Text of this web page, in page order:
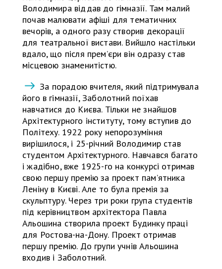
Володимира віддав до гімназії. Там малий
почав малювати афіші для тематичних
вечорів, а одного разу створив декорації
для театральної вистави. Вийшло настільки
вдало, що після прем’єри він одразу став
місцевою знаменитістю.
За порадою вчителя, який підтримувала
його в гімназії, Заболотний поїхав
навчатися до Києва. Тільки не знайшов
Архітектурного інституту, тому вступив до
Політеху. 1922 року непорозуміння
вирішилося, і 25-річний Володимир став
студентом Архітектурного. Навчався багато
і жадібно, вже 1925-го на конкурсі отримав
свою першу премію за проект пам’ятника
Леніну в Києві. Але то була премія за
скульптуру. Через три роки група студентів
під керівництвом архітектора Павла
Альошина створила проект Будинку праці
для Ростова-на-Дону. Проект отримав
першу премію. До групи учнів Альошина
входив і Заболотний.